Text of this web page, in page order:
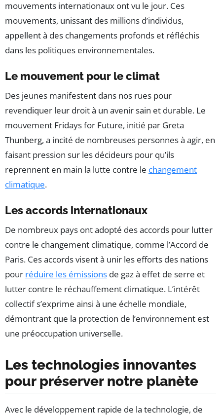
mouvements internationaux ont vu le jour. Ces
mouvements, unissant des millions d’individus,
appellent à des changements profonds et réfléchis
dans les politiques environnementales.
Le mouvement pour le climat
Des jeunes manifestent dans nos rues pour
revendiquer leur droit à un avenir sain et durable. Le
mouvement Fridays for Future, initié par Greta
Thunberg, a incité de nombreuses personnes à agir, en
faisant pression sur les décideurs pour qu’ils
reprennent en main la lutte contre le changement
climatique.
Les accords internationaux
De nombreux pays ont adopté des accords pour lutter
contre le changement climatique, comme l’Accord de
Paris. Ces accords visent à unir les efforts des nations
pour réduire les émissions de gaz à effet de serre et
lutter contre le réchauffement climatique. L’intérêt
collectif s’exprime ainsi à une échelle mondiale,
démontrant que la protection de l’environnement est
une préoccupation universelle.
Les technologies innovantes
pour préserver notre planète
Avec le développement rapide de la technologie, de